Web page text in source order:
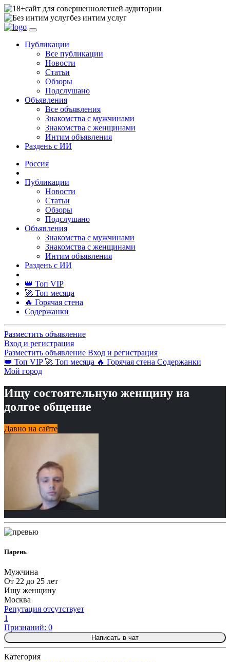
сайт для совершеннолетней аудитории
без интим услуг
Публикации
Все публикации
Новости
Статьи
Обзоры
Подслушано
Объявления
Все объявления
Знакомства с мужчинами
Знакомства с женщинами
Интим объявления
Раздень с ИИ
Россия
Публикации
Новости
Статьи
Обзоры
Подслушано
Объявления
Знакомства с мужчинами
Знакомства с женщинами
Интим объявления
Раздень с ИИ
👑 Топ VIP
🚀 Топ месяца
🔥 Горячая стена
Содержанки
Разместить объявление
Вход и регистрация
Разместить объявление Вход и регистрация
👑 Топ VIP 🚀 Топ месяца 🔥 Горячая стена Содержанки
Мой город
Ищу состоятельную женщину на
долгое общение
Давно на сайте
Парень
Мужчина
От 22 до 25 лет
Ищу женщину
Москва
Репутация отсутствует
1
Признаний: 0
Написать в чат
Категория